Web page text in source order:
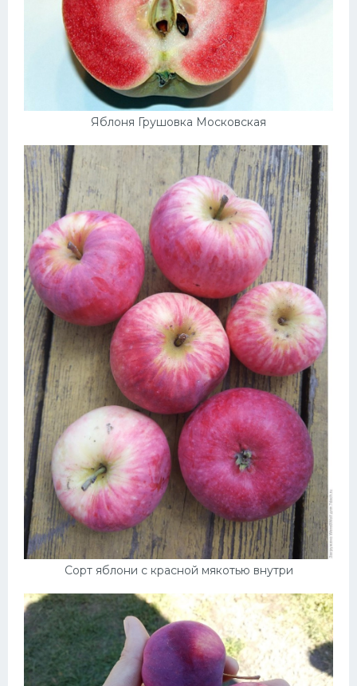
Яблоня Грушовка Московская
Сорт яблони с красной мякотью внутри